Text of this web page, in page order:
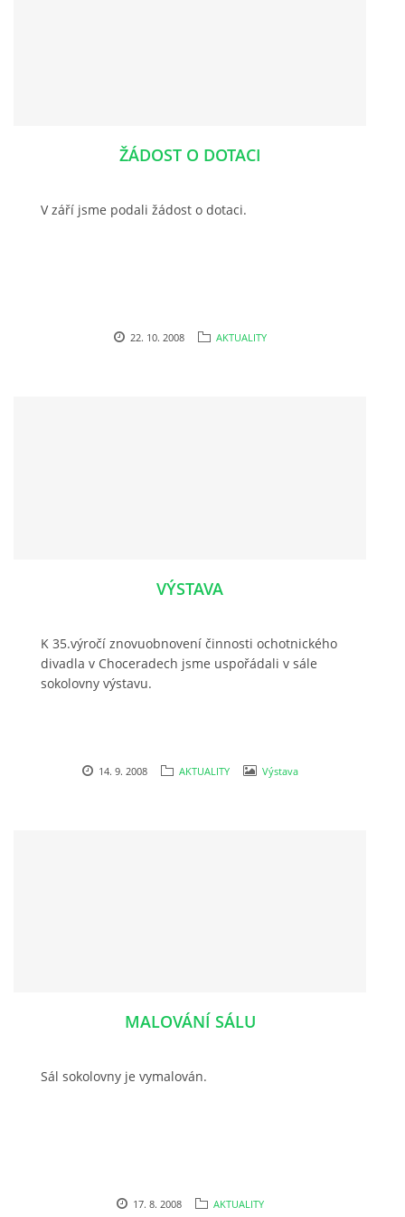
ŽÁDOST O DOTACI
V září jsme podali žádost o dotaci.
22. 10. 2008 AKTUALITY
VÝSTAVA
K 35.výročí znovuobnovení činnosti ochotnického
divadla v Choceradech jsme uspořádali v sále
sokolovny výstavu.
14. 9. 2008 AKTUALITY Výstava
MALOVÁNÍ SÁLU
Sál sokolovny je vymalován.
17. 8. 2008 AKTUALITY